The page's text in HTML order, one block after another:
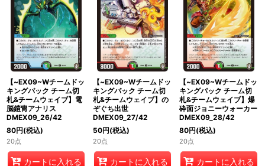
【~EX09~Wチームドッ
キングパック チーム切
札&チームウェイブ】電
脳鎧冑アナリス
DMEX09_26/42
80円(税込)
20点
カートに入れる
【~EX09~Wチームドッ
キングパック チーム切
札&チームウェイブ】の
ぞぐち出世
DMEX09_27/42
50円(税込)
20点
カートに入れる
【~EX09~Wチームドッ
キングパック チーム切
札&チームウェイブ】爆
砕面ジョニーウォーカー
DMEX09_28/42
80円(税込)
20点
カートに入れる